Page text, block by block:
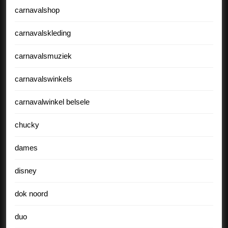
carnavalshop
carnavalskleding
carnavalsmuziek
carnavalswinkels
carnavalwinkel belsele
chucky
dames
disney
dok noord
duo